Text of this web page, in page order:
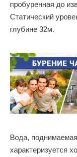
пробуренная до
Статический
глубине 32м.
Вода, поднимаемая
характеризуется